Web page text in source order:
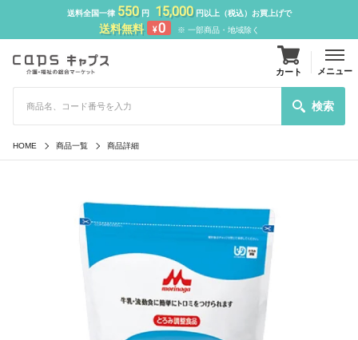
送料全国一律 550円 15,000円以上（税込）お買上げで
送料無料 ¥0 ※ 一部商品・地域除く
検索
カート メニュー
HOME 商品一覧 商品詳細